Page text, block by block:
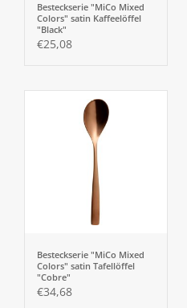
Besteckserie "MiCo Mixed
Colors" satin Kaffeelöffel
"Black"
€25,08
Besteckserie "MiCo Mixed
Colors" satin Tafellöffel
"Cobre"
€34,68